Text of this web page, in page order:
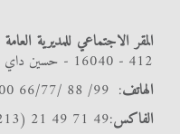
المقر الاجتماعي للمديرية العامة
412 - 16040 - حسين داي (الجزائر)
الهاتف: 99/ 88 /66/77 00 77 21 (213)
الفاكس:49 71 49 21 (213)